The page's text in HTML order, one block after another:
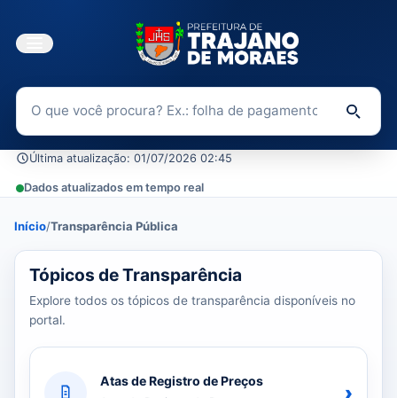
Buscar no Portal da Transparência
Última atualização: 01/07/2026 02:45
Dados atualizados em tempo real
Início/Transparência Pública
39 tópicos carregados do banco de dados.
Tópicos de Transparência
Explore todos os tópicos de transparência disponíveis no
portal.
Atas de Registro de Preços
›